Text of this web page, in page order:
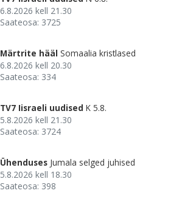
6.8.2026 kell 21.30
Saateosa: 3725
Märtrite hääl Somaalia kristlased
6.8.2026 kell 20.30
Saateosa: 334
TV7 Iisraeli uudised K 5.8.
5.8.2026 kell 21.30
Saateosa: 3724
Ühenduses Jumala selged juhised
5.8.2026 kell 18.30
Saateosa: 398